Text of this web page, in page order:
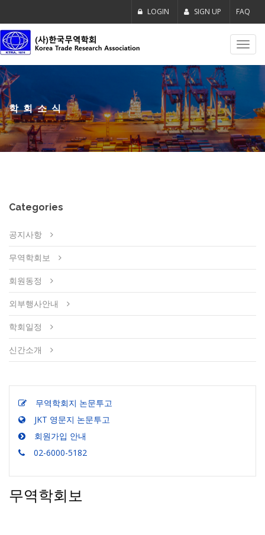
LOGIN SIGN UP FAQ
학회소식
Categories
공지사항
무역학회보
회원동정
외부행사안내
학회일정
신간소개
무역학회지 논문투고
JKT 영문지 논문투고
회원가입 안내
02-6000-5182
무역학회보